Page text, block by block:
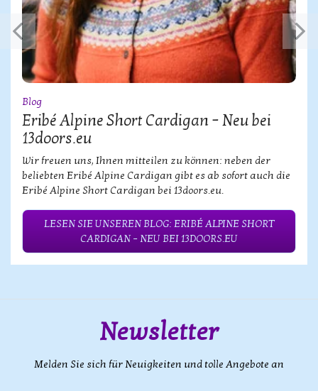
Blog
Eribé Alpine Short Cardigan – Neu bei
13doors.eu
Wir freuen uns, Ihnen mitteilen zu können: neben der
beliebten Eribé Alpine Cardigan gibt es ab sofort auch die
Eribé Alpine Short Cardigan bei 13doors.eu.
LESEN SIE UNSEREN BLOG: ERIBÉ ALPINE SHORT
CARDIGAN – NEU BEI 13DOORS.EU
Newsletter
Melden Sie sich für Neuigkeiten und tolle Angebote an